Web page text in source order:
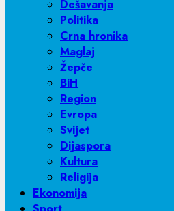
Dešavanja
Politika
Crna hronika
Maglaj
Žepče
BiH
Region
Evropa
Svijet
Dijaspora
Kultura
Religija
Ekonomija